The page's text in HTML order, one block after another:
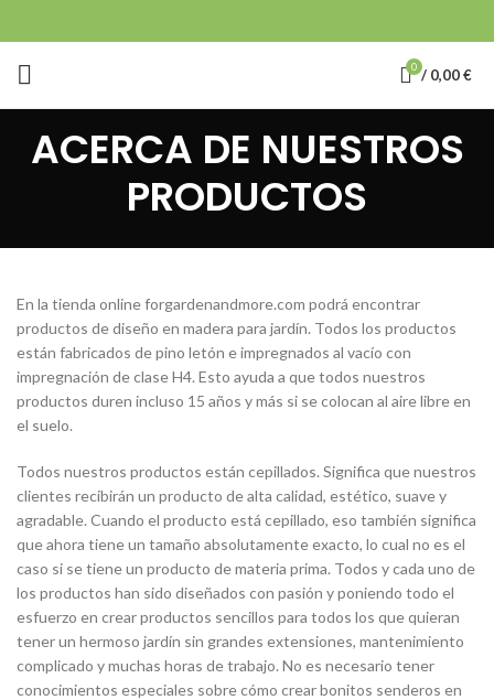
0 / 0,00€
ACERCA DE NUESTROS
PRODUCTOS
En la tienda online forgardenandmore.com podrá encontrar
productos de diseño en madera para jardín. Todos los productos
están fabricados de pino letón e impregnados al vacío con
impregnación de clase H4. Esto ayuda a que todos nuestros
productos duren incluso 15 años y más si se colocan al aire libre en
el suelo.
Todos nuestros productos están cepillados. Significa que nuestros
clientes recibirán un producto de alta calidad, estético, suave y
agradable. Cuando el producto está cepillado, eso también significa
que ahora tiene un tamaño absolutamente exacto, lo cual no es el
caso si se tiene un producto de materia prima. Todos y cada uno de
los productos han sido diseñados con pasión y poniendo todo el
esfuerzo en crear productos sencillos para todos los que quieran
tener un hermoso jardín sin grandes extensiones, mantenimiento
complicado y muchas horas de trabajo. No es necesario tener
conocimientos especiales sobre cómo crear bonitos senderos en